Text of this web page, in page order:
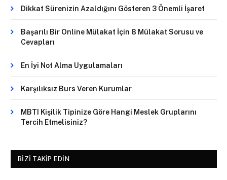
Dikkat Sürenizin Azaldığını Gösteren 3 Önemli İşaret
Başarılı Bir Online Mülakat İçin 8 Mülakat Sorusu ve
Cevapları
En İyi Not Alma Uygulamaları
Karşılıksız Burs Veren Kurumlar
MBTI Kişilik Tipinize Göre Hangi Meslek Gruplarını
Tercih Etmelisiniz?
BIZI TAKIP EDIN